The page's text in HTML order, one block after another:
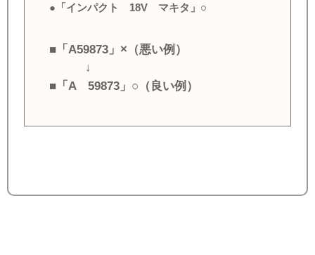
●「インパクト 18V マキタ」○
■「A59873」×（悪い例）
↓
■「A 59873」○（良い例）